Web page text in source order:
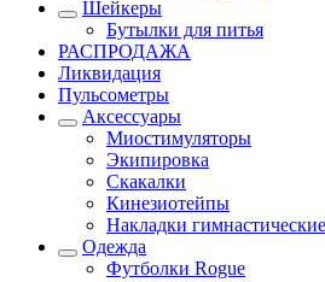
Шейкеры
Бутылки для питья
РАСПРОДАЖА
Ликвидация
Пульсометры
Аксессуары
Миостимуляторы
Экипировка
Скакалки
Кинезиотейпы
Накладки гимнастические
Одежда
Футболки Rogue